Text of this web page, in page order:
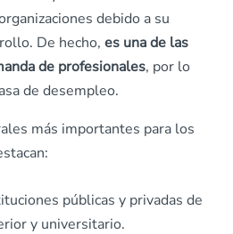
debido a su
De hecho, es una de las
de profesionales, por lo
de desempleo.
más importantes para los
públicas y privadas de
y universitario.